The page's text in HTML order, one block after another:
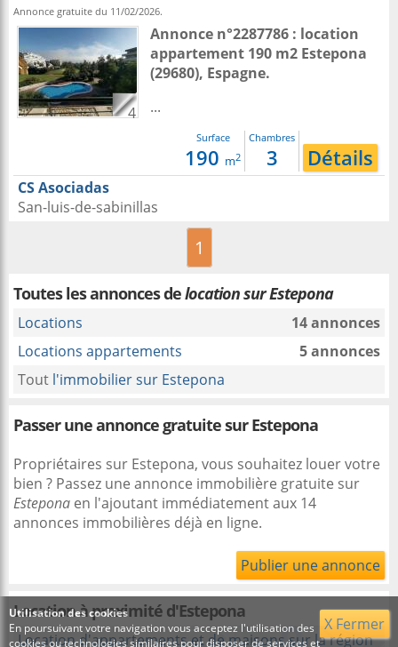
Annonce gratuite du 11/02/2026.
4
Annonce n°2287786 : location
appartement 190 m2 Estepona
(29680), Espagne.
...
Surface
190 m2
Chambres
3 Détails
CS Asociadas
San-luis-de-sabinillas
1
Toutes les annonces delocation sur Estepona
Locations
14 annonces
Locations appartements
5 annonces
Tout l'immobilier sur Estepona
Passer une annonce gratuite sur Estepona
Propriétaires sur Estepona, vous souhaitez louer votre
bien ? Passez une annonce immobilière gratuite sur
Estepona en l'ajoutant immédiatement aux 14
annonces immobilières déjà en ligne.
Publier une annonce
Location à proximité d'Estepona
Location d'appartements et de maisons sur la région
X Fermer
Utilisation des cookies
En poursuivant votre navigation vous acceptez l'utilisation des
cookies ou technologies similaires pour disposer de services et